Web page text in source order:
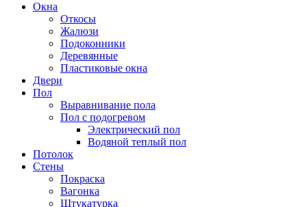
Окна
Откосы
Жалюзи
Подоконники
Деревянные
Пластиковые окна
Двери
Пол
Выравнивание пола
Пол с подогревом
Электрический пол
Водяной теплый пол
Потолок
Стены
Покраска
Вагонка
Штукатурка